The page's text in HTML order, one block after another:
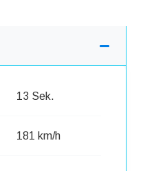
13 Sek.
181 km/h